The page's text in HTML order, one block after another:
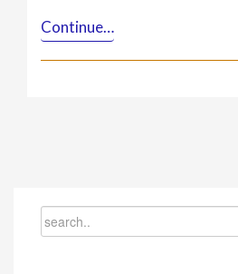
Continue…